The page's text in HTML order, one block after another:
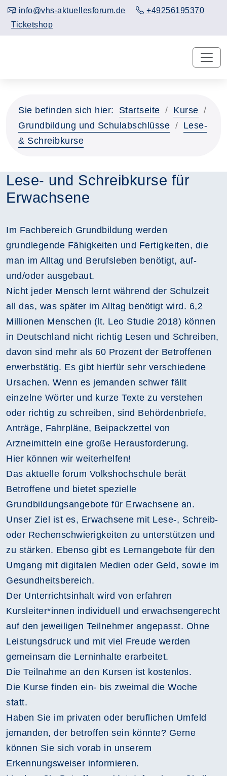
info@vhs-aktuellesforum.de
+49256195370
Ticketshop
Sie befinden sich hier: Startseite
Kurse
Grundbildung und Schulabschlüsse
Lese-
& Schreibkurse
Lese- und Schreibkurse für
Erwachsene
Im Fachbereich Grundbildung werden
grundlegende Fähigkeiten und Fertigkeiten, die
man im Alltag und Berufsleben benötigt, auf-
und/oder ausgebaut.
Nicht jeder Mensch lernt während der Schulzeit
all das, was später im Alltag benötigt wird. 6,2
Millionen Menschen (lt. Leo Studie 2018) können
in Deutschland nicht richtig Lesen und Schreiben,
davon sind mehr als 60 Prozent der Betroffenen
erwerbstätig. Es gibt hierfür sehr verschiedene
Ursachen. Wenn es jemanden schwer fällt
einzelne Wörter und kurze Texte zu verstehen
oder richtig zu schreiben, sind Behördenbriefe,
Anträge, Fahrpläne, Beipackzettel von
Arzneimitteln eine große Herausforderung.
Hier können wir weiterhelfen!
Das aktuelle forum Volkshochschule berät
Betroffene und bietet spezielle
Grundbildungsangebote für Erwachsene an.
Unser Ziel ist es, Erwachsene mit Lese-, Schreib-
oder Rechenschwierigkeiten zu unterstützen und
zu stärken. Ebenso gibt es Lernangebote für den
Umgang mit digitalen Medien oder Geld, sowie im
Gesundheitsbereich.
Der Unterrichtsinhalt wird von erfahren
Kursleiter*innen individuell und erwachsengerecht
auf den jeweiligen Teilnehmer angepasst. Ohne
Leistungsdruck und mit viel Freude werden
gemeinsam die Lerninhalte erarbeitet.
Die Teilnahme an den Kursen ist kostenlos.
Die Kurse finden ein- bis zweimal die Woche
statt.
Haben Sie im privaten oder beruflichen Umfeld
jemanden, der betroffen sein könnte? Gerne
können Sie sich vorab in unserem
Erkennungsweiser informieren.